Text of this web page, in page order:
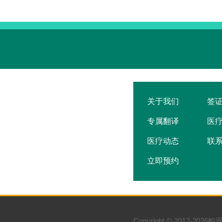
关于我们 签
专属翻译 医
医疗动态 联
立即预约